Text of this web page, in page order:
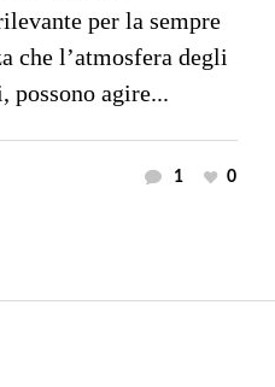
per la sempre
che l’atmosfera degli
possono agire...
1 0